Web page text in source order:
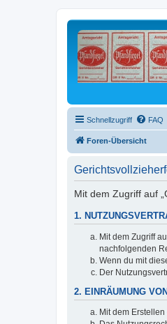
Schnellzugriff FAQ
Foren-Übersicht
Mit dem Zugriff auf
1.
Mit dem Zugriff
nachfolgenden
Wenn du mit
Der
2. EINRÄUMUNG
Mit dem